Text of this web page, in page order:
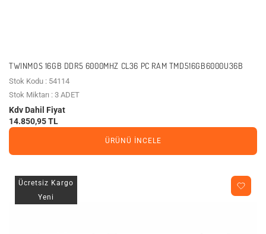
TWINMOS 16GB DDR5 6000MHZ CL36 PC RAM TMD516GB6000U36B
Stok Kodu : 54114
Stok Miktarı : 3 ADET
Kdv Dahil Fiyat
14.850,95 TL
ÜRÜNÜ İNCELE
Ücretsiz Kargo
Yeni